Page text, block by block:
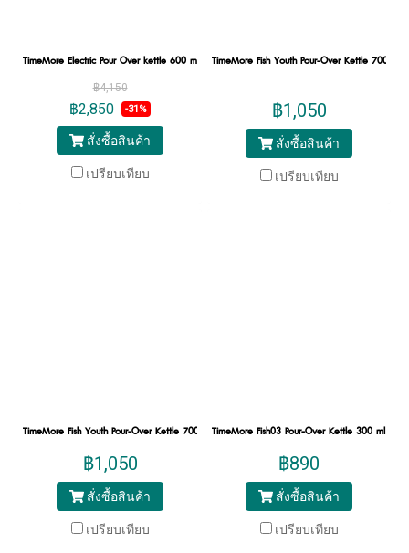
TimeMore Electric Pour Over kettle 600 ml.: White
฿4,150
฿2,850 -31%
สั่งซื้อสินค้า
เปรียบเทียบ
TimeMore Fish Youth Pour-Over Kettle 700 ml :
฿1,050
สั่งซื้อสินค้า
เปรียบเทียบ
TimeMore Fish Youth Pour-Over Kettle 700 ml :White
฿1,050
สั่งซื้อสินค้า
เปรียบเทียบ
TimeMore Fish03 Pour-Over Kettle 300 ml :
฿890
สั่งซื้อสินค้า
เปรียบเทียบ